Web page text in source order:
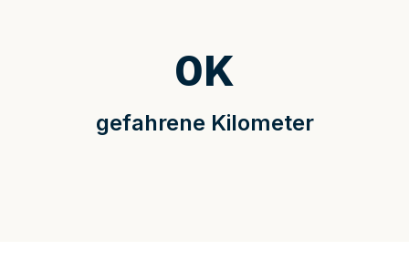
gefahrene Kilometer
0K